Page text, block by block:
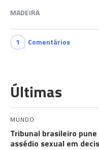
MADEIRA
1 Comentários
Últimas
MUNDO
Tribunal brasileiro
assédio sexual em